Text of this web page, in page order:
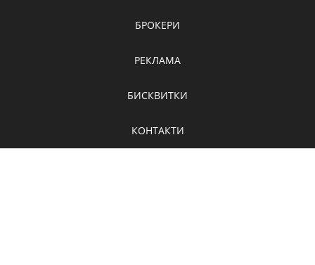
БРОКЕРИ
РЕКЛАМА
БИСКВИТКИ
КОНТАКТИ